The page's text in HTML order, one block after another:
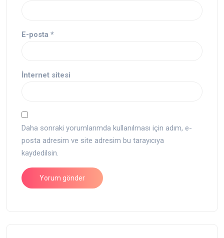
E-posta *
İnternet sitesi
Daha sonraki yorumlarımda kullanılması için adım, e-
posta adresim ve site adresim bu tarayıcıya
kaydedilsin.